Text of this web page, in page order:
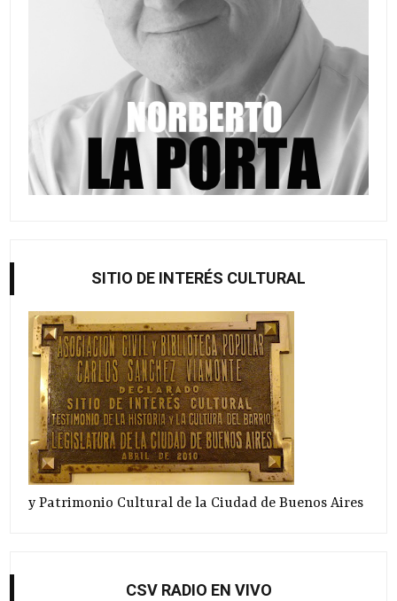
SITIO DE INTERÉS CULTURAL
y Patrimonio Cultural de la Ciudad de Buenos Aires
CSV RADIO EN VIVO